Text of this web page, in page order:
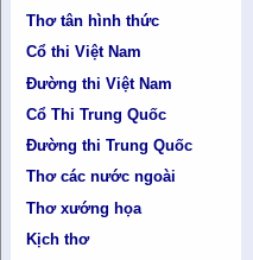
Thơ tân hình thức
Cổ thi Việt Nam
Đường thi Việt Nam
Cổ Thi Trung Quốc
Đường thi Trung Quốc
Thơ các nước ngoài
Thơ xướng họa
Kịch thơ